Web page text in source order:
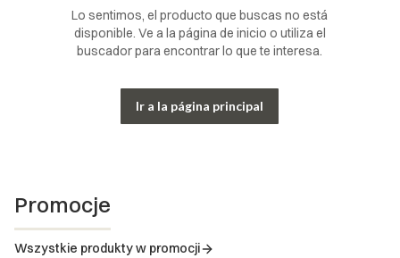
Lo sentimos, el producto que buscas no está
disponible. Ve a la página de inicio o utiliza el
buscador para encontrar lo que te interesa.
Ir a la página principal
Promocje
Wszystkie produkty w promocji